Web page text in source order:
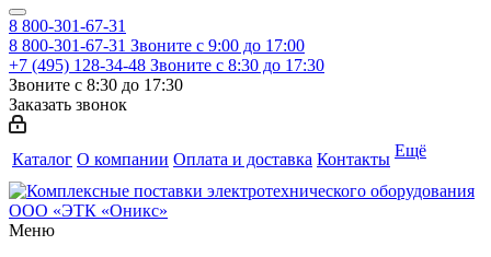
8 800-301-67-31
8 800-301-67-31 Звоните с 9:00 до 17:00
+7 (495) 128-34-48 Звоните с 8:30 до 17:30
Звоните с 8:30 до 17:30
Заказать звонок
Каталог О компании Оплата и доставка Контакты Ещё
Меню